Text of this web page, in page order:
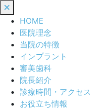
じ
る
HOME
医院理念
当院の特徴
インプラント
審美歯科
院長紹介
診療時間・アクセス
お役立ち情報